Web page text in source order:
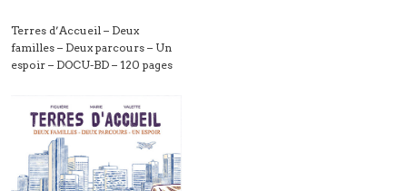
Terres d’Accueil – Deux
familles – Deux parcours – Un
espoir – DOCU-BD – 120 pages